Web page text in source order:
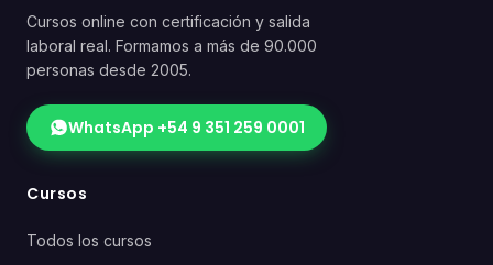
Cursos online con certificación y salida
laboral real. Formamos a más de 90.000
personas desde 2005.
WhatsApp +54 9 351 259 0001
Cursos
Todos los cursos